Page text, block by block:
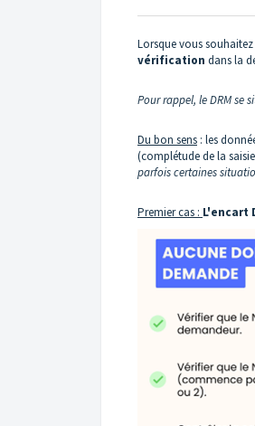
Lorsque vous
vérification dans la
Pour rappel, le DRM se
Du bon sens : les
(complétude de la
parfois certaines
Premier cas : L'encart